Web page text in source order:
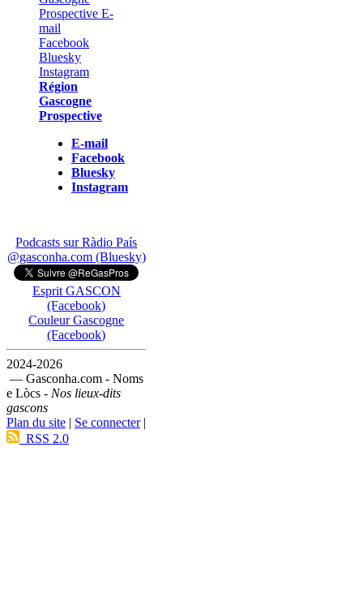
Région
Gascogne
Prospective
E-mail
Facebook
Bluesky
Instagram
Podcasts sur Ràdio País
@gasconha.com (Bluesky)
Esprit GASCON
(Facebook)
Couleur Gascogne
(Facebook)
2024-2026
— Gasconha.com - Noms
e Lòcs - Nos lieux-dits
gascons
Plan du site | Se connecter|
RSS 2.0